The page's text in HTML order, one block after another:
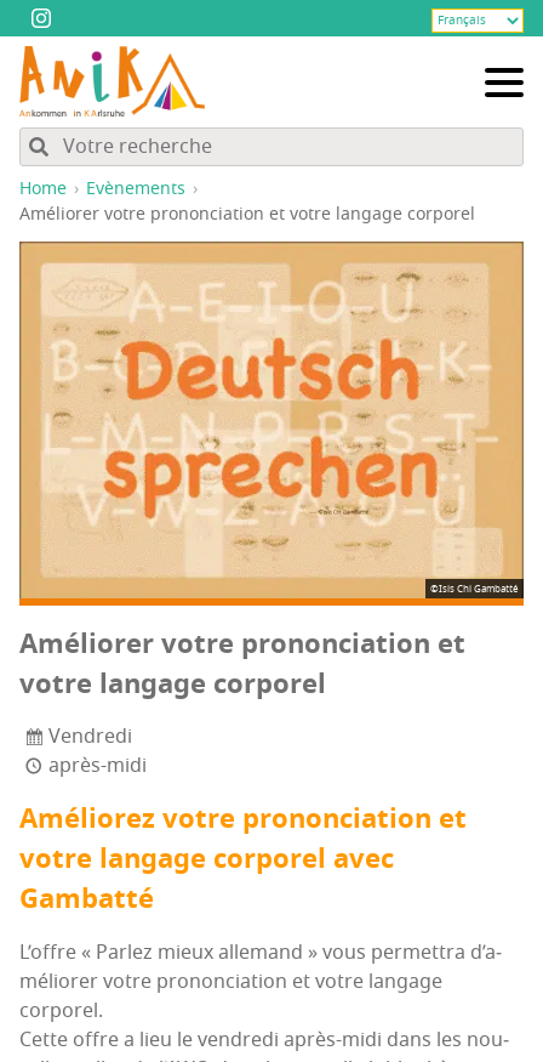
Home
Evènements
Amé­lio­rer votre pro­non­cia­tion et votre lan­gage corporel
©Isis Chi Gambatté
Amé­lio­rer votre pro­non­cia­tion et
votre lan­gage corporel
Vendredi
après-midi
Amé­lio­rez votre pro­non­cia­tion et
votre lan­gage cor­po­rel avec
Gambatté
L’offre « Par­lez mieux alle­mand » vous per­met­tra d’a­
mé­lio­rer votre pro­non­cia­tion et votre lan­gage
corporel.
Cette offre a lieu le ven­dre­di après-midi dans les nou­